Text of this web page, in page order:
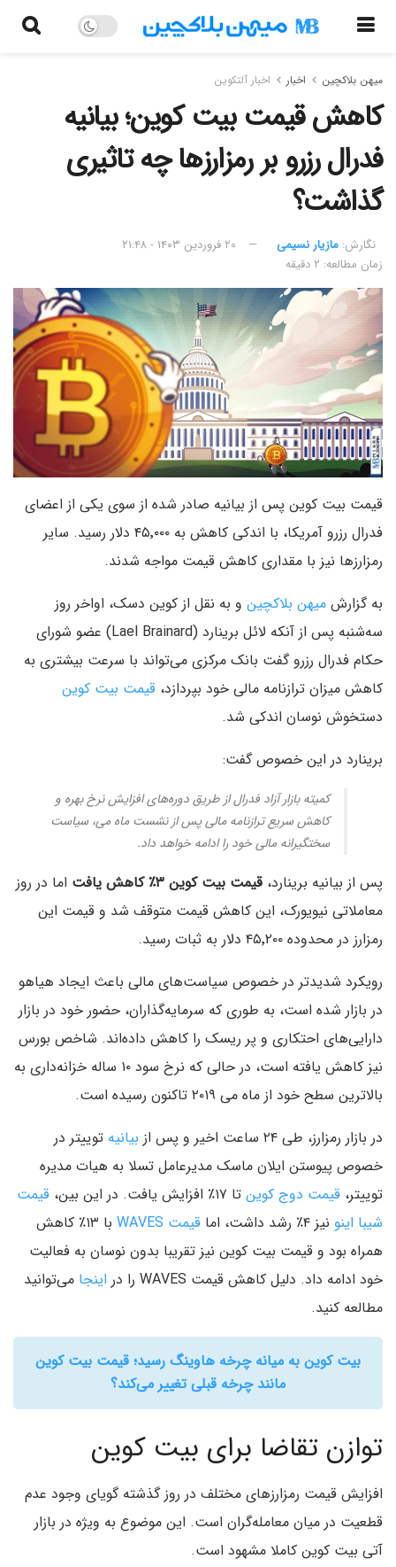
میهن بلاکچین اخبار اخبار آلتکوین
کاهش قیمت بیت کوین؛ بیانیه
فدرال رزرو بر رمزارزها چه تاثیری
گذاشت؟
نگارش:‌ مازیار نسیمی
۲۰ فروردین ۱۴۰۳ - ۲۱:۴۸
زمان مطالعه: ۲ دقیقه
قیمت بیت کوین پس از بیانیه صادر شده از سوی یکی از اعضای
فدرال رزرو آمریکا، با اندکی کاهش به ۴۵٬۰۰۰ دلار رسید. سایر
رمزارزها نیز با مقداری کاهش قیمت مواجه شدند.
به گزارش میهن بلاکچین و به نقل از کوین دسک، اواخر روز
سه‌شنبه پس از آنکه لائل برینارد (Lael Brainard) عضو شورای
حکام فدرال رزرو گفت بانک مرکزی می‌تواند با سرعت بیشتری به
کاهش میزان ترازنامه مالی خود بپردازد، قیمت بیت کوین
دستخوش نوسان اندکی شد.
برینارد در این خصوص گفت:
کمیته بازار آزاد فدرال از طریق دوره‌های افزایش نرخ بهره و
کاهش سریع ترازنامه مالی پس از نشست ماه می، سیاست
سختگیرانه مالی خود را ادامه خواهد داد.
پس از بیانیه برینارد، قیمت بیت کوین ۳٪ کاهش یافت
اما در روز
معاملاتی نیویورک، این کاهش قیمت متوقف شد و قیمت این
رمزارز در محدوده ۴۵٬۲۰۰ دلار به ثبات رسید.
رویکرد شدیدتر در خصوص سیاست‌های مالی باعث ایجاد هیاهو
در بازار شده است، به طوری که سرمایه‌گذاران، حضور خود در بازار
دارایی‌های احتکاری و پر ریسک را کاهش داده‌اند. شاخص بورس
نیز کاهش یافته است، در حالی که نرخ سود ۱۰ ساله خزانه‌داری به
بالاترین سطح خود از ماه می ۲۰۱۹ تاکنون رسیده است.
در بازار رمزارز، طی ۲۴ ساعت اخیر و پس از
بیانیه توییتر در
خصوص پیوستن ایلان ماسک مدیرعامل تسلا به هیات مدیره
توییتر، قیمت دوج کوین تا ۱۷٪ افزایش یافت. در این بین،
قیمت
شیبا اینو نیز ۴٪ رشد داشت، اما قیمت WAVES
با ۱۳٪ کاهش
همراه بود و قیمت بیت کوین نیز تقریبا بدون نوسان به فعالیت
خود ادامه داد. دلیل کاهش قیمت WAVES را در
اینجا می‌توانید
مطالعه کنید.
بیت کوین به میانه چرخه هاوینگ رسید؛ قیمت بیت کوین
مانند چرخه قبلی تغییر می‌کند؟
توازن تقاضا برای بیت کوین
افزایش قیمت رمزارزهای مختلف در روز گذشته گویای وجود عدم
قطعیت در میان معامله‌گران است. این موضوع به ویژه در بازار
آتی بیت کوین کاملا مشهود است.